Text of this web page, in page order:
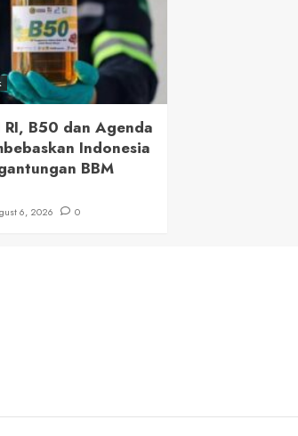
RI, B50 dan Agenda
Indonesia
BBM
6, 2026 0